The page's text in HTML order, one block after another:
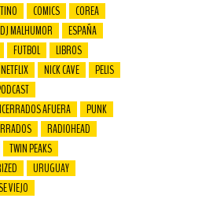
COMICS
COREA
DJ MALHUMOR
ESPAÑA
FUTBOL
LIBROS
NETFLIX NICK CAVE
PELIS
AFUERA
PUNK
RADIOHEAD
TWIN PEAKS
URUGUAY
VIEJO